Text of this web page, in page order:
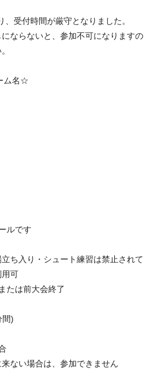
受付時間が厳守となりました。
ならないと、参加不可になりますの
。
ム名☆
ルです
ち入り・シュート練習は禁止されて
可
たは前大会終了
間)
ない場合は、参加できません